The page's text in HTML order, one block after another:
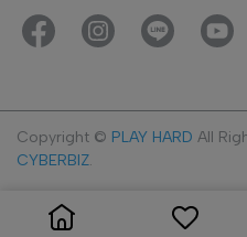
Copyright © PLAY HARD All
CYBERBIZ.